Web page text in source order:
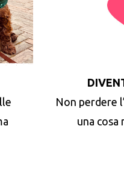
Non perdere
una cosa